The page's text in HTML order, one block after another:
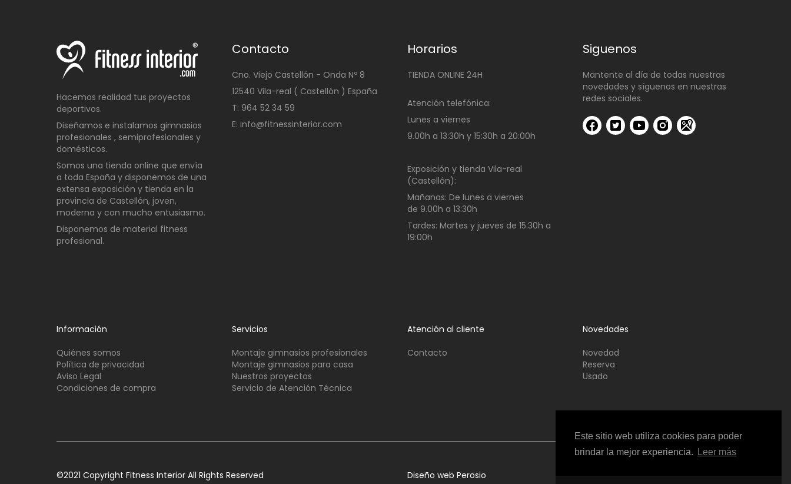
Este sitio web utiliza cookies para poder
brindar la mejor experiencia.
Leer más
Hacemos realidad tus proyectos
deportivos.
Diseñamos e instalamos gimnasios
profesionales , semiprofesionales y
domésticos.
Somos una tienda online que envía
a toda España y disponemos de una
extensa exposición y tienda en la
provincia de Castellón, joven,
moderna y con mucho entusiasmo.
Disponemos de material fitness
profesional.
Contacto
Cno. Viejo Castellón - Onda Nº 8
12540 Vila-real ( Castellón ) España
T: 964 52 34 59
E: info@fitnessinterior.com
Horarios
TIENDA ONLINE 24H
Atención telefónica:
Lunes a viernes
9.00h a 13:30h y 15:30h a 20:00h
Exposición y tienda Vila-real
(Castellón):
Mañanas: De lunes a viernes
de 9.00h a 13:30h
Tardes: Martes y jueves de 15:30h a
19:00h
Siguenos
Mantente al día de todas nuestras
novedades y síguenos en nuestras
redes sociales.
Información
Quiénes somos
Política de privacidad
Aviso Legal
Condiciones de compra
Servicios
Montaje gimnasios profesionales
Montaje gimnasios para casa
Nuestros proyectos
Servicio de Atención Técnica
Atención al cliente
Contacto
Novedades
Novedad
Reserva
Usado
©2021 Copyright Fitness Interior All Rights Reserved Diseño web Perosio